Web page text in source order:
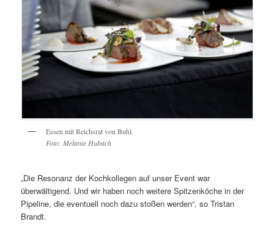
Essen mit Reichsrat von Buhl.
Foto: Melanie Hubach
„Die Resonanz der Kochkollegen auf unser Event war
überwältigend. Und wir haben noch weitere Spitzenköche in der
Pipeline, die eventuell noch dazu stoßen werden“, so Tristan
Brandt.